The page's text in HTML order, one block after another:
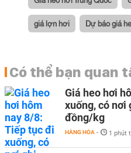
giá lợn hơi Dự báo giá
Có thể bạn quan
Giá heo hơi
xuống, có nơi
đồng/kg
HÀNG HÓA - 1 phút